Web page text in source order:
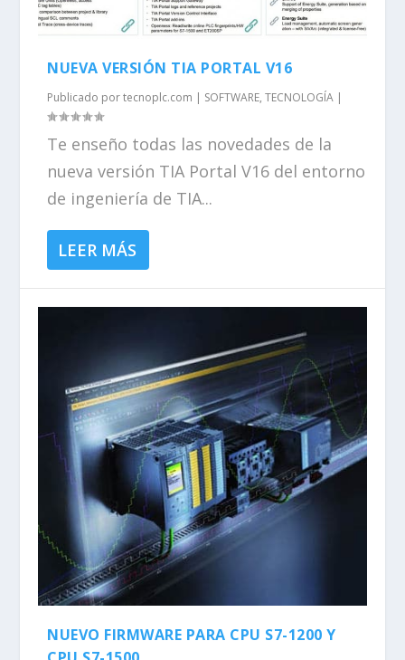
NUEVA VERSIÓN TIA PORTAL V16
Publicado portecnoplc.com | SOFTWARE,TECNOLOGÍA |
Te enseño todas las novedades de la
nueva versión TIA Portal V16 del entorno
de ingeniería de TIA...
LEER MÁS
NUEVO FIRMWARE PARA CPU S7-1200 Y